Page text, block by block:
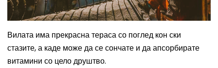
Вилата има прекрасна тераса со поглед кон ски
стазите, а каде може да се сончате и да апсорбирате
витамини со цело друштво.